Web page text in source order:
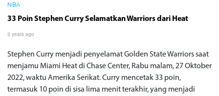
NBA
33 Poin Stephen Curry Selamatkan Warriors dari Heat
3 years ago
Stephen Curry menjadi penyelamat Golden State Warriors saat
menjamu Miami Heat di Chase Center, Rabu malam, 27 Oktober
2022, waktu Amerika Serikat. Curry mencetak 33 poin,
termasuk 10 poin di sisa lima menit terakhir, yang menjadi